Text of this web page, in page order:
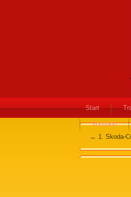
Start
Vorstand
← 1. Skoda-